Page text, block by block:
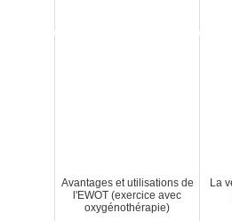
Avantages et utilisations de
l'EWOT (exercice avec
oxygénothérapie)
La